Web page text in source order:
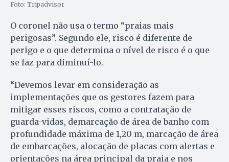
Foto: Tripadvisor
O coronel não usa o termo “praias mais
perigosas”. Segundo ele, risco é diferente de
perigo e o que determina o nível de risco é o que
se faz para diminuí-lo.
“Devemos levar em consideração as
implementações que os gestores fazem para
mitigar esses riscos, como a contratação de
guarda-vidas, demarcação de área de banho com
profundidade máxima de 1,20 m, marcação de área
de embarcações, alocação de placas com alertas e
orientações na área principal da praia e nos